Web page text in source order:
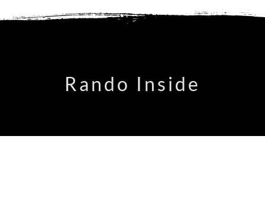
Rando Inside